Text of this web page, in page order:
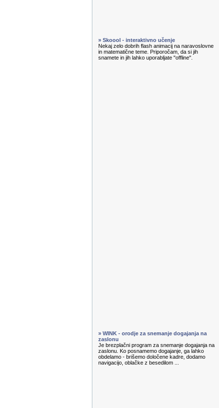
» Skoool - interaktivno učenje
Nekaj zelo dobrih flash animacij na naravoslovne
in matematične teme. Priporočam, da si jih
snamete in jih lahko uporabljate "offline".
» WINK - orodje za snemanje dogajanja na
zaslonu
Je brezplačni program za snemanje dogajanja na
zaslonu. Ko posnamemo dogajanje, ga lahko
obdelamo - brišemo določene kadre, dodamo
navigacijo, oblačke z besedilom ...